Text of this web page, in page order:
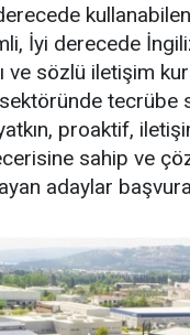
İyi derecede
ve sözlü iletişim
tecrübe
proaktif,
sahip ve
adaylar